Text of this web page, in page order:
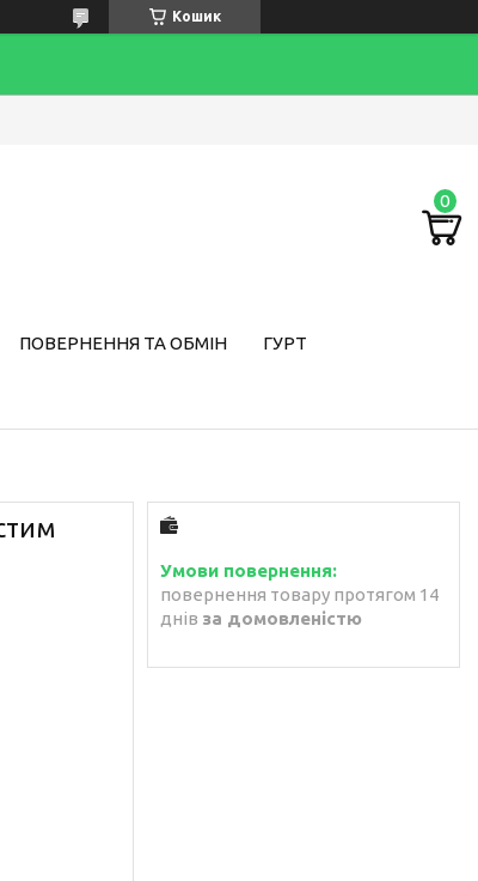
Кошик
ПОВЕРНЕННЯ ТА ОБМІН ГУРТ
повернення товару протягом 14
днів за домовленістю